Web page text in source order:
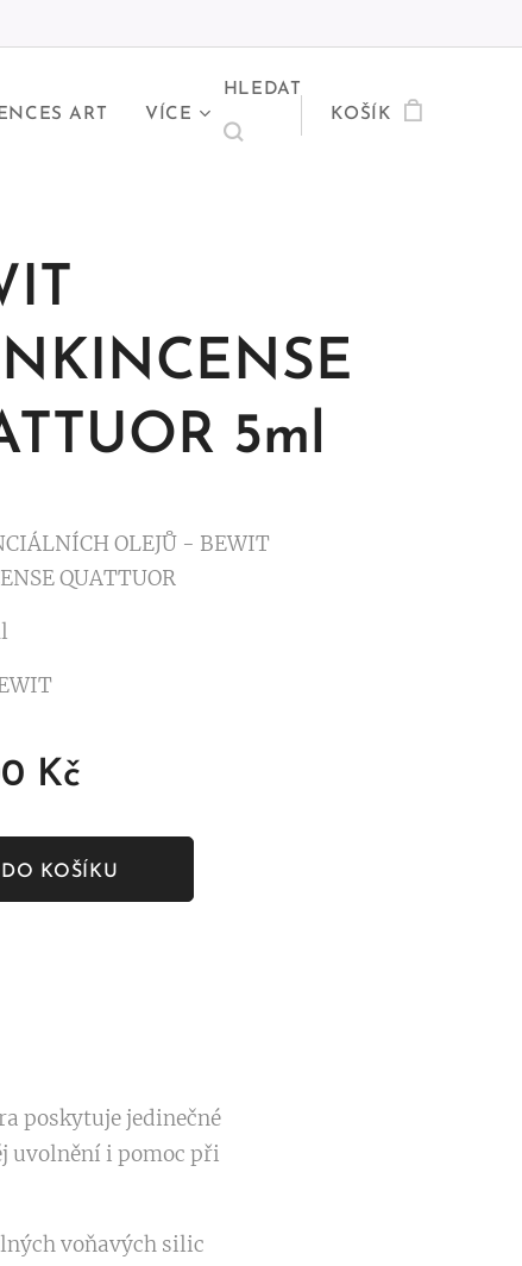
ART VÍCE
HLEDAT
KOŠÍK
5ml
OLEJŮ - BEWIT
QUATTUOR
Kč
DO KOŠÍKU
poskytuje jedinečné
uvolnění i pomoc při
voňavých silic